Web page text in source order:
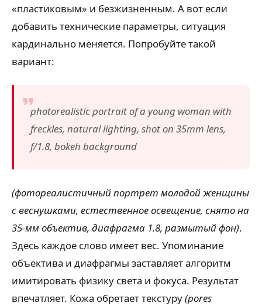
«пластиковым» и безжизненным. А вот если
добавить технические параметры, ситуация
кардинально меняется. Попробуйте такой
вариант:
photorealistic portrait of a young woman with
freckles, natural lighting, shot on 35mm lens,
f/1.8, bokeh background
(фотореалистичный портрет молодой женщины
с веснушками, естественное освещение, снято на
35-мм объектив, диафрагма 1.8, размытый фон).
Здесь каждое слово имеет вес. Упоминание
объектива и диафрагмы заставляет алгоритм
имитировать физику света и фокуса. Результат
впечатляет. Кожа обретает текстуру(pores